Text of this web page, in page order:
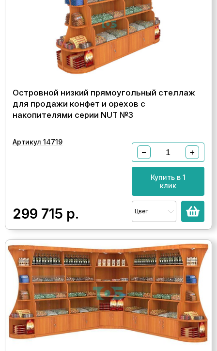
Островной низкий прямоугольный стеллаж
для продажи конфет и орехов с
накопителями серии NUT №3
Артикул 14719
299 715 р.
− +
Купить в 1
клик
Цвет